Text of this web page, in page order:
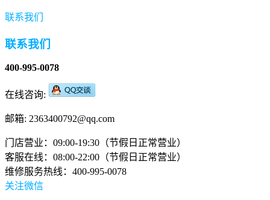
联系我们
联系我们
400-995-0078
在线咨询:
邮箱: 2363400792@qq.com
门店营业：09:00-19:30（节假日正常营业）
客服在线：08:00-22:00（节假日正常营业）
维修服务热线：400-995-0078
关注微信